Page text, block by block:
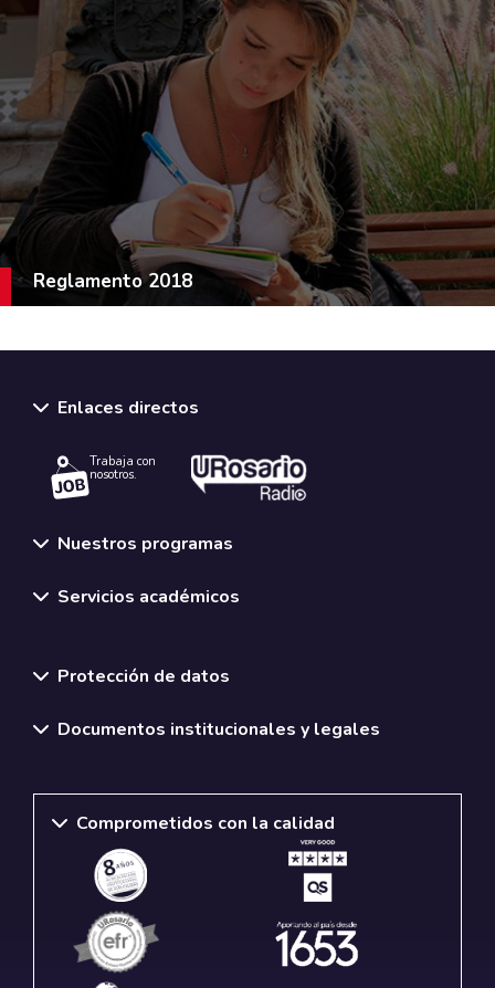
Reglamento 2018
Enlaces directos
Trabaja con
nosotros.
Nuestros programas
Servicios académicos
Protección de datos
Documentos institucionales y legales
Comprometidos con la calidad